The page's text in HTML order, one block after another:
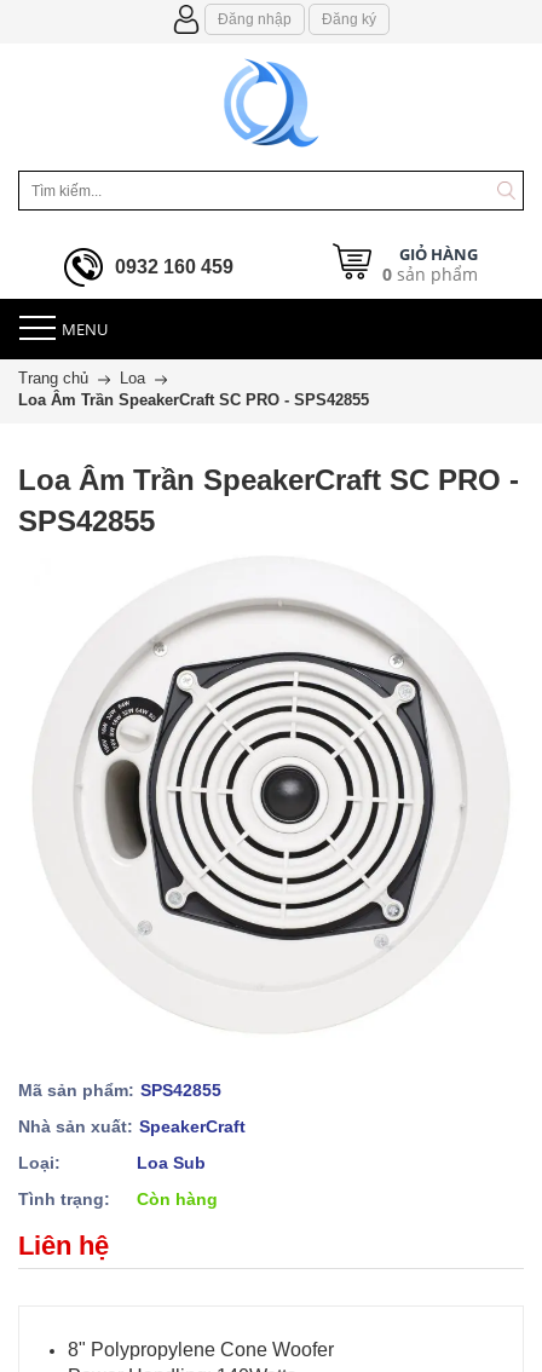
Đăng nhập Đăng ký
0932 160 459
GIỎ HÀNG
0sản phẩm
MENU
Trang chủ
Loa
Loa Âm Trần SpeakerCraft SC PRO - SPS42855
Loa Âm Trần SpeakerCraft SC PRO -
SPS42855
Mã sản phẩm: SPS42855
Nhà sản xuất: SpeakerCraft
Loại:
Loa Sub
Tình trạng:
Còn hàng
Liên hệ
8" Polypropylene Cone Woofer